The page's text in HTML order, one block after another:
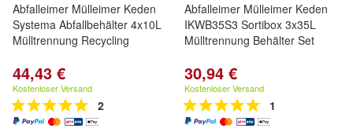
Abfalleimer Mülleimer Keden
Systema Abfallbehälter 4x10L
Mülltrennung Recycling
44,43 €
Kostenloser Versand
2
Abfalleimer Mülleimer Keden
IKWB35S3 Sortibox 3x35L
Mülltrennung Behälter Set
30,94 €
Kostenloser Versand
1